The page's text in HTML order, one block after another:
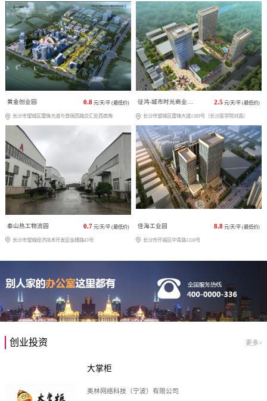
黄金创业园 0.8 元/天/平 (最低价)
长沙市望城区雷锋大道与普瑞西路交汇处西南角
征鸿-城市时光商业广场 2.5 元/天/平 (最低价)
长沙市望城区雷锋大道1389号（长沙医学院对面）
泰山热工物流园 0.7 元/天/平 (最低价)
长沙市望城经济技术开发区金穗路43号
佳海工业园 8.8 元/天/平 (最低价)
长沙市开福区中青路1318号
创业投资 更多>
大掌柜
奥林网络科技（宁波）有限公司